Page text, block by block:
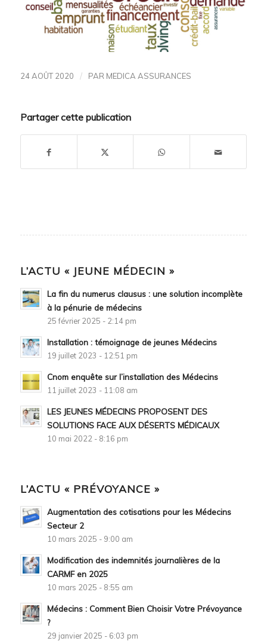
24 AOÛT 2020 / PAR MEDICA ASSURANCES
Partager cette publication
L’ACTU « JEUNE MÉDECIN »
La fin du numerus clausus : une solution incomplète
à la pénurie de médecins
25 février 2025 - 2:14 pm
Installation : témoignage de jeunes Médecins
19 juillet 2023 - 12:51 pm
Cnom enquête sur l’installation des Médecins
11 juillet 2023 - 11:08 am
LES JEUNES MÉDECINS PROPOSENT DES
SOLUTIONS FACE AUX DÉSERTS MÉDICAUX
10 mai 2022 - 8:16 pm
L’ACTU « PRÉVOYANCE »
Augmentation des cotisations pour les Médecins
Secteur 2
10 mars 2025 - 9:00 am
Modification des indemnités journalières de la
CARMF en 2025
10 mars 2025 - 8:55 am
Médecins : Comment Bien Choisir Votre Prévoyance
?
29 janvier 2025 - 6:03 pm